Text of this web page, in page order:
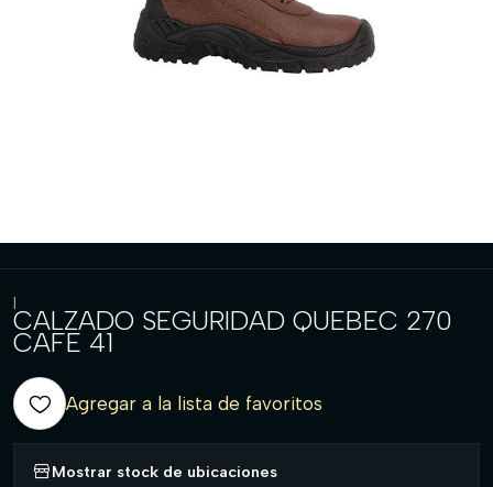
|
CALZADO SEGURIDAD QUEBEC 270
CAFE 41
Agregar a la lista de favoritos
Mostrar stock de ubicaciones